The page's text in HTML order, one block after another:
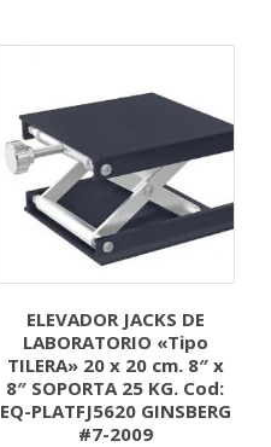
ELEVADOR JACKS DE
LABORATORIO «Tipo
TILERA» 20 x 20 cm. 8″ x
8″ SOPORTA 25 KG. Cod:
EQ-PLATFJ5620 GINSBERG
#7-2009